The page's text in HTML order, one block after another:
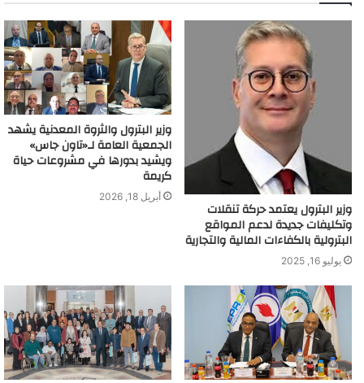
وزير البترول يعتمد حركة تنقلات
وتكليفات جديدة لدعم المواقع
البترولية بالكفاءات المالية والتجارية
يوليو 16, 2025
وزير البترول والثروة المعدنية يشهد
الجمعية العامة لـ«تاون جاس»
ويشيد بدورها في مشروعات حياة
كريمة
أبريل 18, 2026